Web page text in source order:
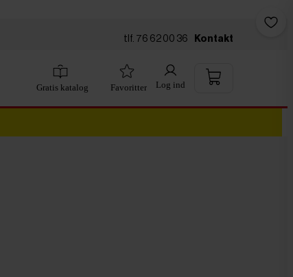
tlf. 76 62 00 36 Kontakt
Gratis katalog Favoritter Log ind